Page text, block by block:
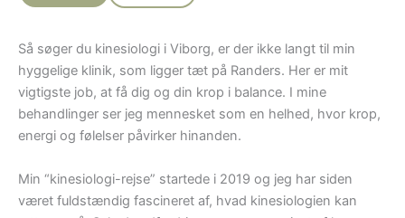
Så søger du kinesiologi i Viborg, er der ikke langt til min
hyggelige klinik, som ligger tæt på Randers. Her er mit
vigtigste job, at få dig og din krop i balance. I mine
behandlinger ser jeg mennesket som en helhed, hvor krop,
energi og følelser påvirker hinanden.
Min “kinesiologi-rejse” startede i 2019 og jeg har siden
været fuldstændig fascineret af, hvad kinesiologien kan